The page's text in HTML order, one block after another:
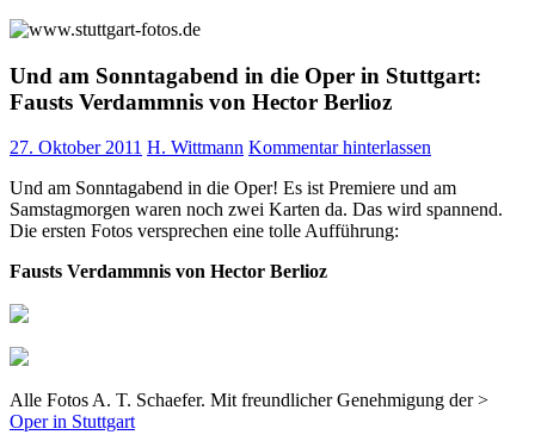
Und am Sonntagabend in die Oper in Stuttgart:
Fausts Verdammnis von Hector Berlioz
27. Oktober 2011 H. Wittmann Kommentar hinterlassen
Und am Sonntagabend in die Oper! Es ist Premiere und am
Samstagmorgen waren noch zwei Karten da. Das wird spannend.
Die ersten Fotos versprechen eine tolle Aufführung:
Fausts Verdammnis von Hector Berlioz
Alle Fotos A. T. Schaefer. Mit freundlicher Genehmigung der >
Oper in Stuttgart